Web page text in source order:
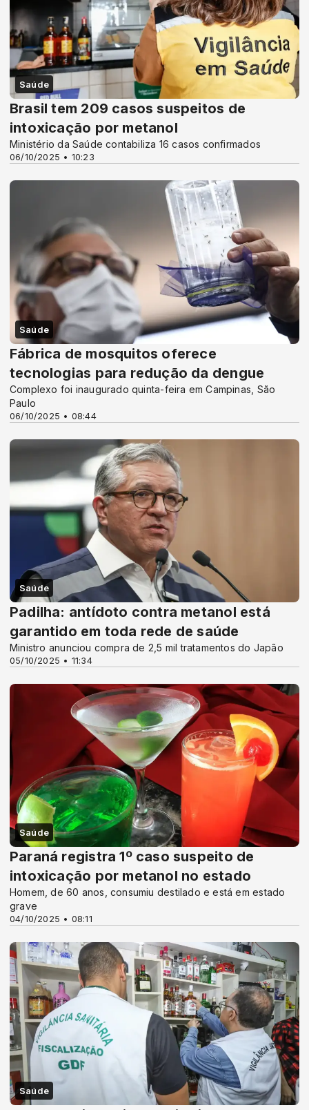
Saúde
06/10/2025 • 10:23
Brasil tem 209 casos suspeitos de
intoxicação por metanol
Ministério da Saúde contabiliza 16 casos confirmados
Saúde
06/10/2025 • 08:44
Fábrica de mosquitos oferece
tecnologias para redução da dengue
Complexo foi inaugurado quinta-feira em Campinas, São
Paulo
Saúde
05/10/2025 • 11:34
Padilha: antídoto contra metanol está
garantido em toda rede de saúde
Ministro anunciou compra de 2,5 mil tratamentos do Japão
Saúde
04/10/2025 • 08:11
Paraná registra 1º caso suspeito de
intoxicação por metanol no estado
Homem, de 60 anos, consumiu destilado e está em estado
grave
Saúde